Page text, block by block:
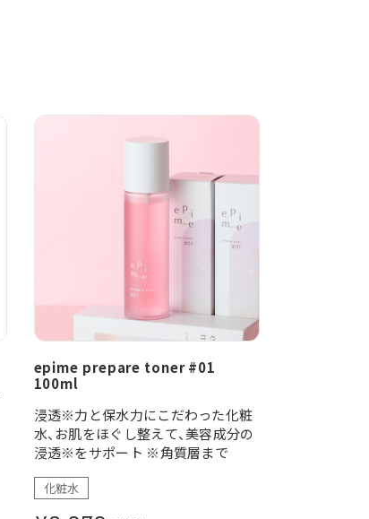
epime prepare toner #01
100ml
浸透※力と保水力にこだわった化粧
水、お肌をほぐし整えて、美容成分の
浸透※をサポート ※角質層まで
化粧水